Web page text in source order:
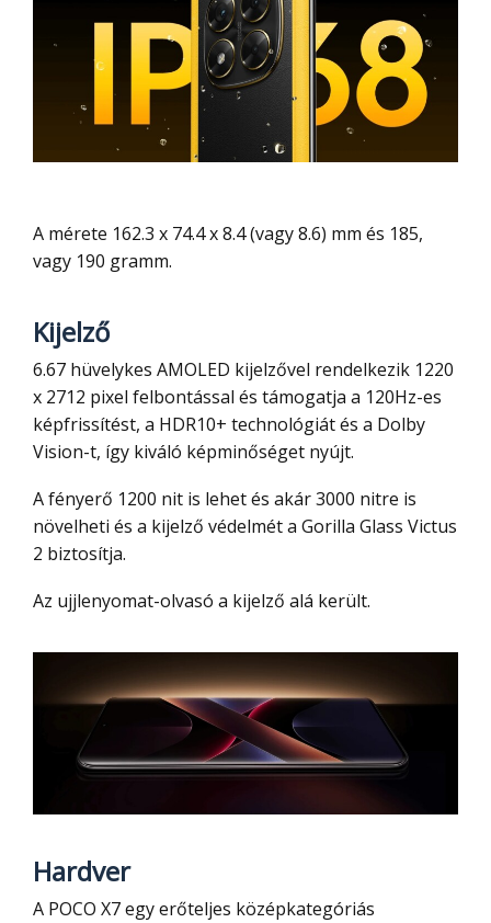
A mérete 162.3 x 74.4 x 8.4 (vagy 8.6) mm és 185,
vagy 190 gramm.
Kijelző
6.67 hüvelykes AMOLED kijelzővel rendelkezik 1220
x 2712 pixel felbontással és támogatja a 120Hz-es
képfrissítést, a HDR10+ technológiát és a Dolby
Vision-t, így kiváló képminőséget nyújt.
A fényerő 1200 nit is lehet és akár 3000 nitre is
növelheti és a kijelző védelmét a Gorilla Glass Victus
2 biztosítja.
Az ujjlenyomat-olvasó a kijelző alá került.
Hardver
A POCO X7 egy erőteljes középkategóriás